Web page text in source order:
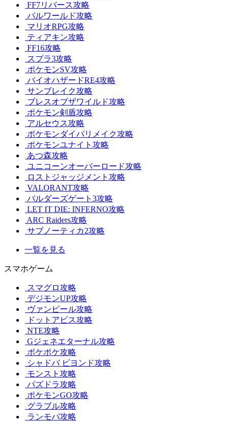
FF7リバース攻略
パルワールド攻略
マリオRPG攻略
ティアキン攻略
FF16攻略
スプラ3攻略
ポケモンSV攻略
バイオハザードRE4攻略
サンブレイク攻略
ブレスオブザワイルド攻略
ポケモン剣盾攻略
アルセウス攻略
ポケモンダイパリメイク攻略
ポケモンユナイト攻略
あつ森攻略
ユニコーンオーバーロード攻略
ロストジャッジメント攻略
VALORANT攻略
バルダーズゲート3攻略
LET IT DIE: INFERNO攻略
ARC Raiders攻略
サブノーティカ2攻略
一覧を見る
スマホゲーム
スマグロ攻略
デジモンUP攻略
ヴァンピール攻略
ドットアビス攻略
NTE攻略
Gジェネエターナル攻略
ポケポケ攻略
シャドバ ビヨンド攻略
モンスト攻略
パズドラ攻略
ポケモンGO攻略
グラブル攻略
ランモバ攻略